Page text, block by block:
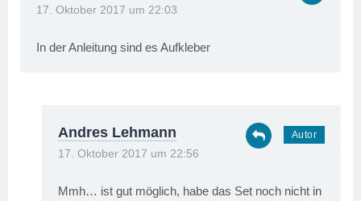
17. Oktober 2017 um 22:03
In der Anleitung sind es Aufkleber
Andres Lehmann
17. Oktober 2017 um 22:56
Mmh… ist gut möglich, habe das Set noch nicht in